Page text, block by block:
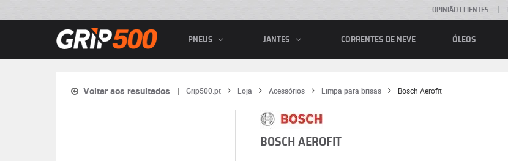
OPINIÃO CLIENTES
PNEUS JANTES CORRENTES DE NEVE ÓLEOS
Voltar aos resultados Grip500.pt Loja Acessórios Limpa para brisas Bosch Aerofit
BOSCH AEROFIT